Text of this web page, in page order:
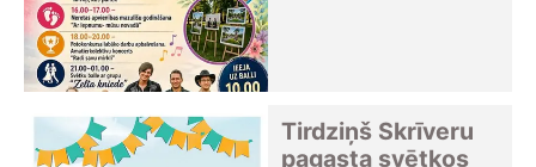
Tirdziņš Skrīveru
pagasta svētkos